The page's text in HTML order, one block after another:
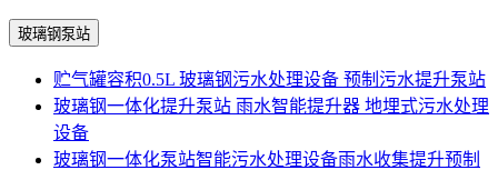
玻璃钢泵站
贮气罐容积0.5L 玻璃钢污水处理设备 预制污水提升泵站
玻璃钢一体化提升泵站 雨水智能提升器 地埋式污水处理
设备
玻璃钢一体化泵站智能污水处理设备雨水收集提升预制